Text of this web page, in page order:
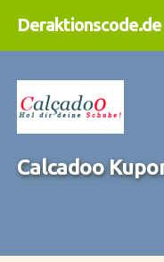
Deraktionscode.de
Calcadoo